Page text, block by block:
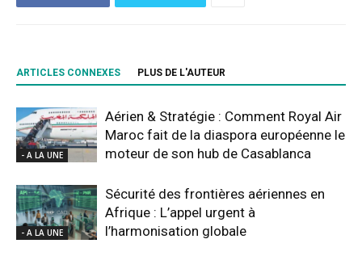
ARTICLES CONNEXES PLUS DE L'AUTEUR
- A LA UNE
Aérien & Stratégie : Comment Royal Air
Maroc fait de la diaspora européenne le
moteur de son hub de Casablanca
- A LA UNE
Sécurité des frontières aériennes en
Afrique : L’appel urgent à
l’harmonisation globale